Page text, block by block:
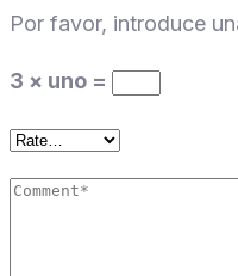
Por favor, introduce
3 × uno =